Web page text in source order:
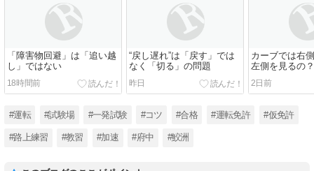
「障害物回避」は「追い越
し」ではない
18時間前
“戻し遅れ”は「戻す」では
なく「切る」の問題
昨日
カーブでは右
左側を見るの？
2日前
#運転 #試験場 #一発試験 #コツ #合格 #運転免許 #仮免許
#路上練習 #教習 #加速 #府中 #鮫洲